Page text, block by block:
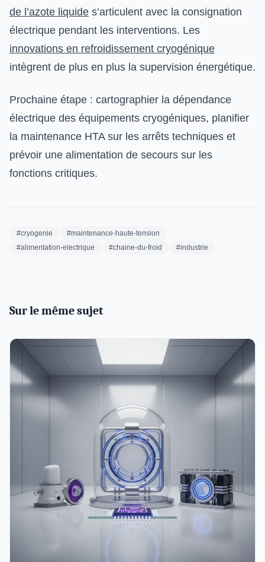
de l’azote liquide s’articulent avec la consignation
électrique pendant les interventions. Les
innovations en refroidissement cryogénique
intègrent de plus en plus la supervision énergétique.
Prochaine étape : cartographier la dépendance
électrique des équipements cryogéniques, planifier
la maintenance HTA sur les arrêts techniques et
prévoir une alimentation de secours sur les
fonctions critiques.
#cryogenie
#maintenance-haute-tension
#alimentation-electrique
#chaine-du-froid #industrie
Sur le même sujet